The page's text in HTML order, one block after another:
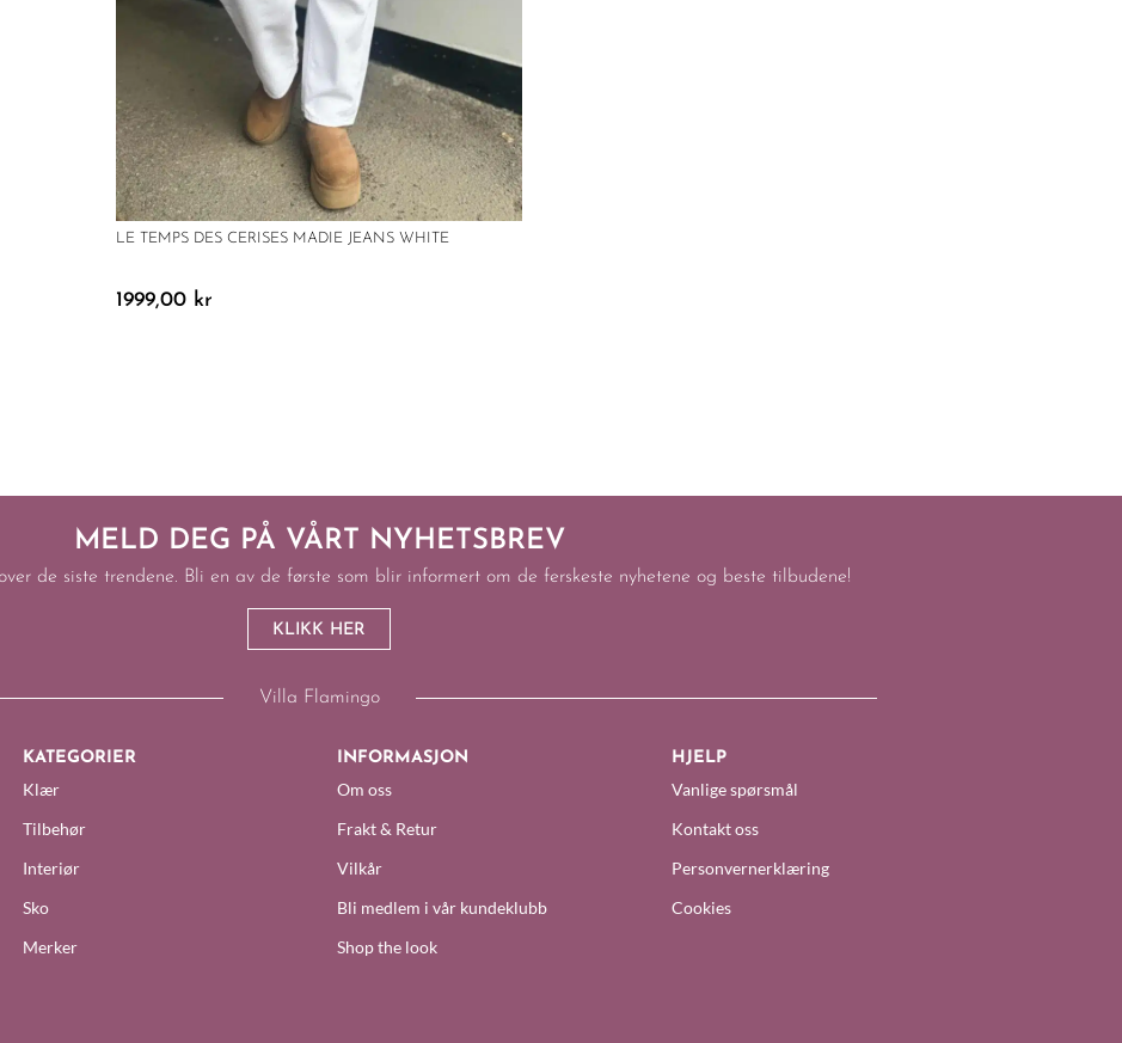
LE TEMPS DES CERISES MADIE JEANS WHITE
1999,00 kr
MELD DEG PÅ VÅRT NYHETSBREV
de siste trendene. Bli en av de første som blir informert om de ferskeste nyhetene og beste tilbudene!
KLIKK HER
Villa Flamingo
KATEGORIER
Klær
Tilbehør
Interiør
Sko
Merker
INFORMASJON
Om oss
Frakt & Retur
Vilkår
Bli medlem i vår kundeklubb
Shop the look
HJELP
Vanlige spørsmål
Kontakt oss
Personvernerklæring
Cookies